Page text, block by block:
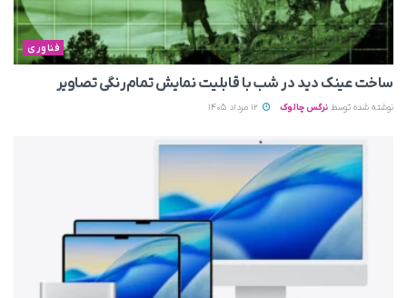
فناوری
ساخت عینک دید در شب با قابلیت نمایش تمام‌رنگی تصاویر
نوشته شده توسط نرگس چالوک